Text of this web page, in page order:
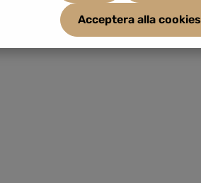
Acceptera alla cookies